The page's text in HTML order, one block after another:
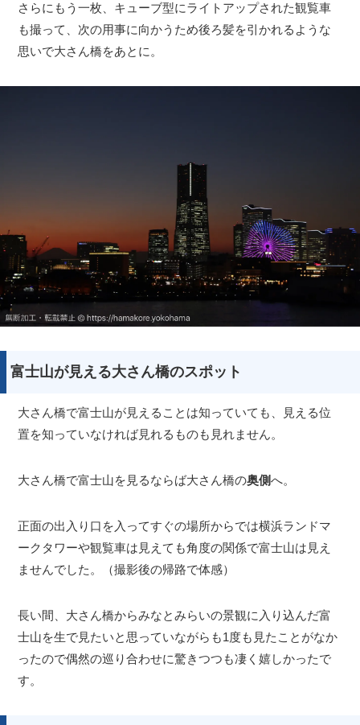
さらにもう一枚、キューブ型にライトアップされた観覧車
も撮って、次の用事に向かうため後ろ髪を引かれるような
思いで大さん橋をあとに。
富士山が見える大さん橋のスポット
大さん橋で富士山が見えることは知っていても、見える位
置を知っていなければ見れるものも見れません。
大さん橋で富士山を見るならば大さん橋の奥側へ。
正面の出入り口を入ってすぐの場所からでは横浜ランドマ
ークタワーや観覧車は見えても角度の関係で富士山は見え
ませんでした。（撮影後の帰路で体感）
長い間、大さん橋からみなとみらいの景観に入り込んだ富
士山を生で見たいと思っていながらも1度も見たことがなか
ったので偶然の巡り合わせに驚きつつも凄く嬉しかったで
す。